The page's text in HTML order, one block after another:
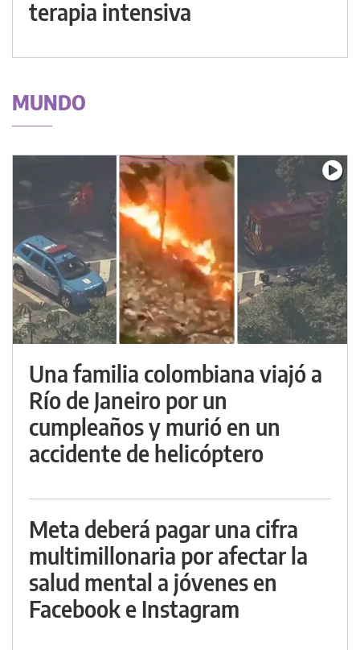
terapia intensiva
MUNDO
Una familia colombiana viajó a
Río de Janeiro por un
cumpleaños y murió en un
accidente de helicóptero
Meta deberá pagar una cifra
multimillonaria por afectar la
salud mental a jóvenes en
Facebook e Instagram